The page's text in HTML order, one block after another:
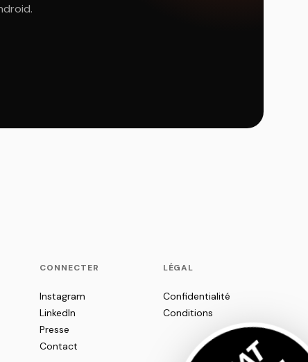
CONNECTER
Instagram
LinkedIn
Presse
Contact
LÉGAL
Confidentialité
Conditions